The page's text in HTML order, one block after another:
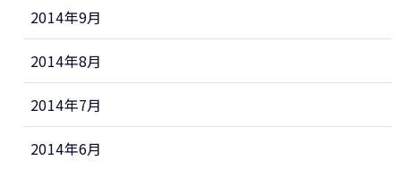
2014年9月
2014年8月
2014年7月
2014年6月